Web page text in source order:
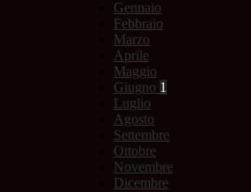
Gennaio
Febbraio
Marzo
Aprile
Maggio
Giugno 1
Luglio
Agosto
Settembre
Ottobre
Novembre
Dicembre